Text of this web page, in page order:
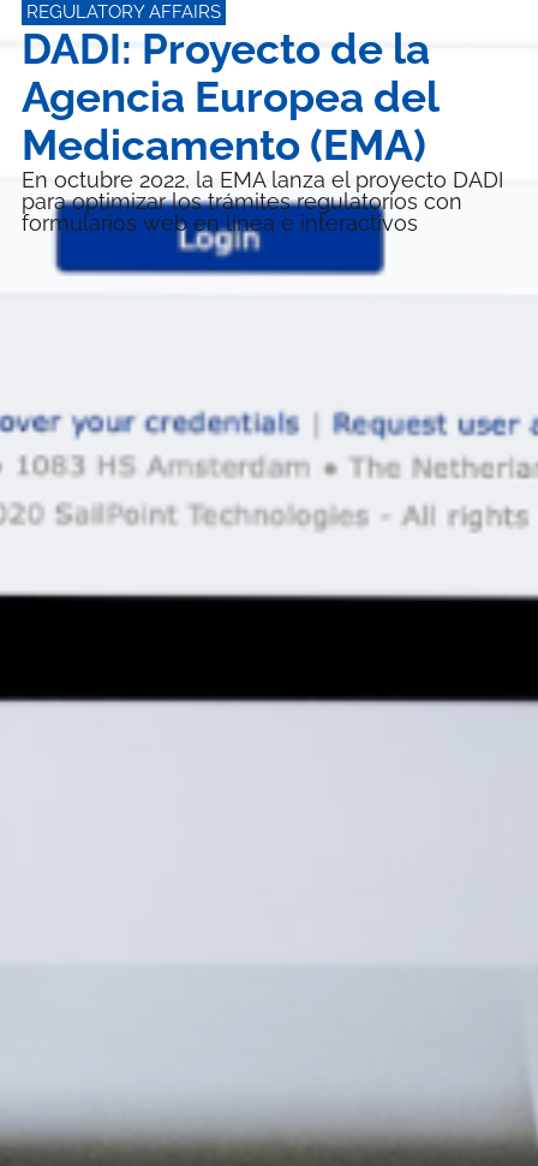
REGULATORY AFFAIRS
DADI: Proyecto de la
Agencia Europea del
Medicamento (EMA)
En octubre 2022, la EMA lanza el proyecto DADI
para optimizar los trámites regulatorios con
formularios web en línea e interactivos